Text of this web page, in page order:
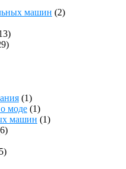
машин (2)
(1)
моде (1)
машин (1)